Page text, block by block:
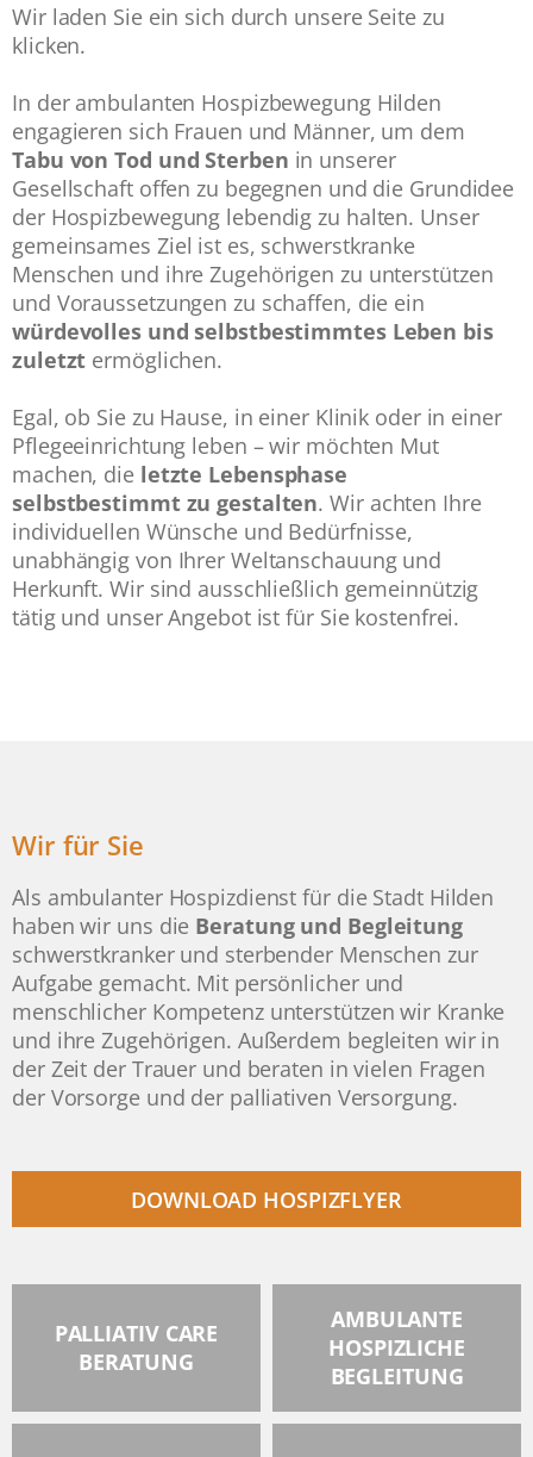
Wir laden Sie ein sich durch unsere Seite zu
klicken.
In der ambulanten Hospizbewegung Hilden
engagieren sich Frauen und Männer, um dem
Tabu von Tod und Sterben in unserer
Gesellschaft offen zu begegnen und die Grundidee
der Hospizbewegung lebendig zu halten. Unser
gemeinsames Ziel ist es, schwerstkranke
Menschen und ihre Zugehörigen zu unterstützen
und Voraussetzungen zu schaffen, die ein
würdevolles und selbstbestimmtes Leben bis
zuletzt ermöglichen.
Egal, ob Sie zu Hause, in einer Klinik oder in einer
Pflegeeinrichtung leben – wir möchten Mut
machen, die letzte Lebensphase
selbstbestimmt zu gestalten. Wir achten Ihre
individuellen Wünsche und Bedürfnisse,
unabhängig von Ihrer Weltanschauung und
Herkunft. Wir sind ausschließlich gemeinnützig
tätig und unser Angebot ist für Sie kostenfrei.
Wir für Sie
Als ambulanter Hospizdienst für die Stadt Hilden
haben wir uns die Beratung und Begleitung
schwerstkranker und sterbender Menschen zur
Aufgabe gemacht. Mit persönlicher und
menschlicher Kompetenz unterstützen wir Kranke
und ihre Zugehörigen. Außerdem begleiten wir in
der Zeit der Trauer und beraten in vielen Fragen
der Vorsorge und der palliativen Versorgung.
DOWNLOAD HOSPIZFLYER
PALLIATIV CARE
BERATUNG
AMBULANTE
HOSPIZLICHE
BEGLEITUNG